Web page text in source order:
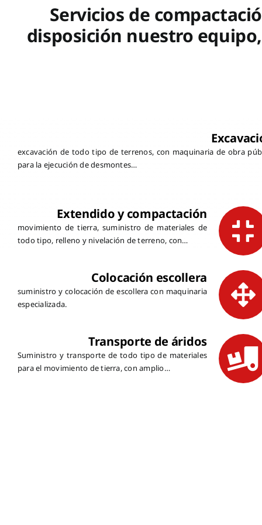
Servicios de
disposición nuestro
excavación de todo tipo de terrenos, con maquinaria de obra
para la ejecución de desmontes…
Extendido y compactación
movimiento de tierra, suministro de materiales de
todo tipo, relleno y nivelación de terreno, con…
Colocación escollera
suministro y colocación de escollera con maquinaria
especializada.
Transporte de áridos
Suministro y transporte de todo tipo de materiales
para el movimiento de tierra, con amplio…